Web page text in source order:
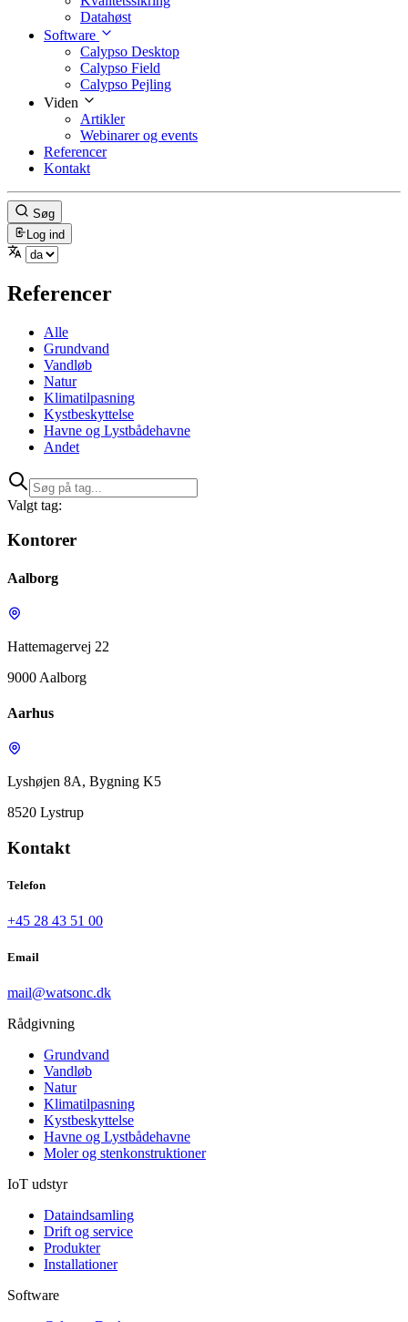
Datahøst
Software
Calypso Desktop
Calypso Field
Calypso Pejling
Viden
Artikler
Webinarer og events
Referencer
Kontakt
Søg
Log ind
Referencer
Alle
Grundvand
Vandløb
Natur
Klimatilpasning
Kystbeskyttelse
Havne og Lystbådehavne
Andet
Valgt tag:
Kontorer
Aalborg
Hattemagervej 22
9000 Aalborg
Aarhus
Lyshøjen 8A, Bygning K5
8520 Lystrup
Kontakt
Telefon
+45 28 43 51 00
Email
mail@watsonc.dk
Rådgivning
Grundvand
Vandløb
Natur
Klimatilpasning
Kystbeskyttelse
Havne og Lystbådehavne
Moler og stenkonstruktioner
IoT udstyr
Dataindsamling
Drift og service
Produkter
Installationer
Software